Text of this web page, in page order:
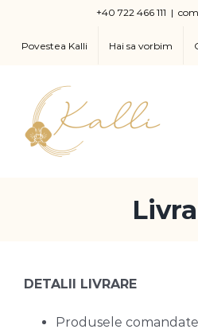
content
+40 722 466 111 |
Povestea Kalli Hai sa vorbim
DETALII LIVRARE
Produsele